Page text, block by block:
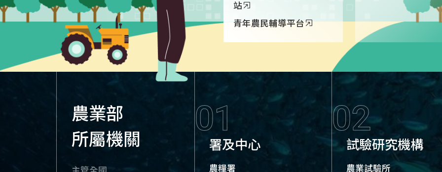
站
青年農民輔導平台
農業部
所屬機關
01
署及中心
農糧署
02
試驗研究機構
農業試驗所